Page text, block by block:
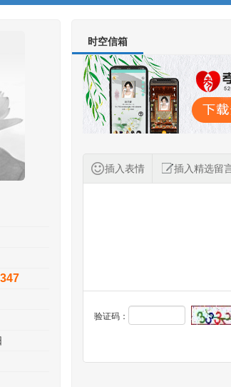
时空信箱
插入表情 插入精选留
验证码：